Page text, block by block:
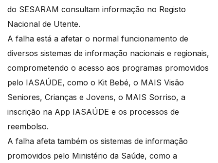
do SESARAM consultam informação no Registo
Nacional de Utente.
A falha está a afetar o normal funcionamento de
diversos sistemas de informação nacionais e regionais,
comprometendo o acesso aos programas promovidos
pelo IASAÚDE, como o Kit Bebé, o MAIS Visão
Seniores, Crianças e Jovens, o MAIS Sorriso, a
inscrição na App IASAÚDE e os processos de
reembolso.
A falha afeta também os sistemas de informação
promovidos pelo Ministério da Saúde, como a